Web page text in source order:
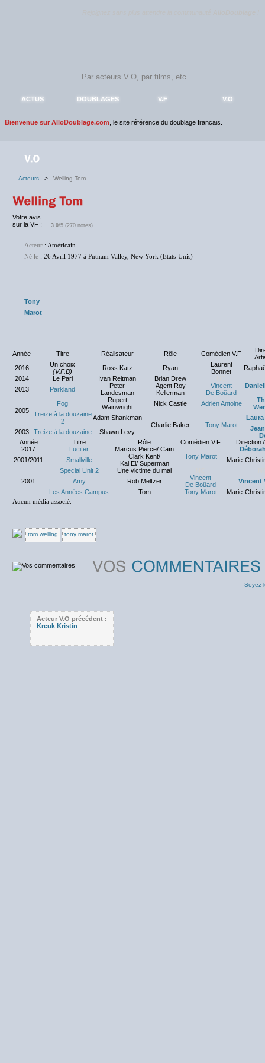
ACTUS DOUBLAGES V.F V.O
Bienvenue sur AlloDoublage.com , le site référence du doublage français.
Acteurs > Welling Tom
Votre avis
sur la VF :
3.0/5 (270 notes)
Acteur : Américain
Né le : 26 Avril 1977 à Putnam Valley, New York (Etats-Unis)
Tony
Marot
Année Titre Réalisateur Rôle Comédien V.F
2016
Un choix
(V.F.B)
Ross Katz Ryan
Laurent
Bonnet
2014
Le Pari Ivan Reitman Brian Drew
2013 Parkland
Peter
Landesman
Agent Roy
Kellerman
Vincent
De Boüard
2005
Fog
Rupert
Wainwright
Nick Castle Adrien Antoine
Treize à la douzaine
2
Adam Shankman
Charlie Baker
Tony Marot
Laura
2003
Treize à la douzaine Shawn Levy
Année
Titre Rôle Comédien V.F
Direction
2017
Lucifer
Marcus Pierce/ Caïn
Tony Marot
2001/2011
Smallville
Clark Kent/
Kal El/ Superman
Marie-
2001
Special Unit 2 Une victime du mal
Amy
Rob Meltzer
Vincent
De Boüard
Vincent
Les Années Campus
Tom Tony Marot
Marie-
Aucun média associé.
tom welling tony marot
Soyez
Acteur V.O précédent :
Kreuk Kristin